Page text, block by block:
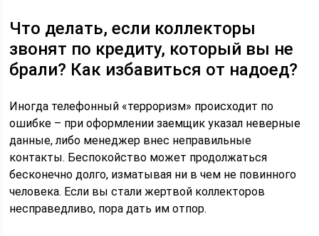
Что делать, если коллекторы
звонят по кредиту, который вы не
брали? Как избавиться от надоед?
Иногда телефонный «терроризм» происходит по
ошибке – при оформлении заемщик указал неверные
данные, либо менеджер внес неправильные
контакты. Беспокойство может продолжаться
бесконечно долго, изматывая ни в чем не повинного
человека. Если вы стали жертвой коллекторов
несправедливо, пора дать им отпор.